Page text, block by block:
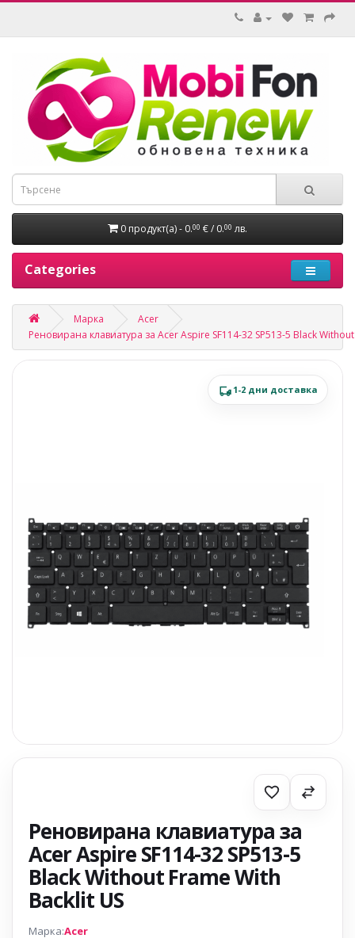
0 продукт(а) - 0.00 € / 0.00 лв.
Categories
Марка
Acer
Реновирана клавиатура за Acer Aspire SF114-32 SP513-5 Black
1-2 дни доставка
Реновирана клавиатура за
Acer Aspire SF114-32 SP513-5
Black Without Frame With
Backlit US
Марка:Acer